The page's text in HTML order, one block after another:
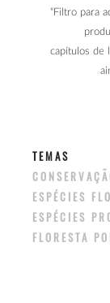
“Filtro para
capítulos de
TEMAS
ESPÉCIES
ESPÉCIES
FLORESTA